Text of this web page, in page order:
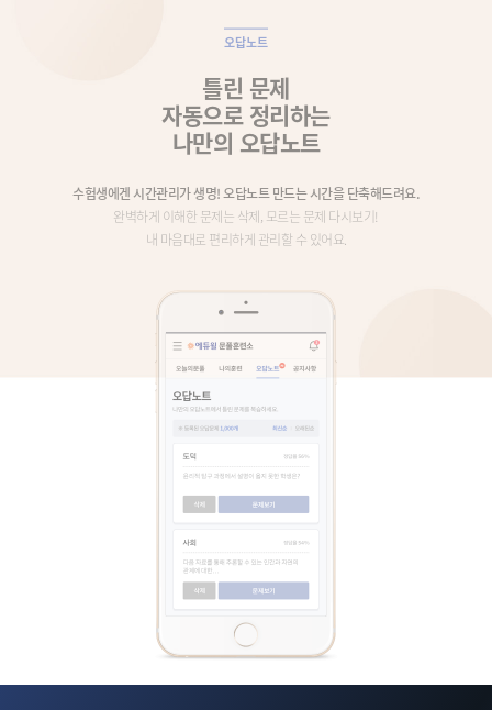
오답노트
틀린 문제
자동으로 정리하는
나만의 오답노트
수험생에겐 시간관리가 생명! 오답노트 만드는 시간을 단축해드려요.
완벽하게 이해한 문제는 삭제, 모르는 문제 다시보기!
내 마음대로 편리하게 관리할 수 있어요.